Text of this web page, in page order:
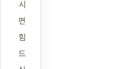
시
면
힘
드